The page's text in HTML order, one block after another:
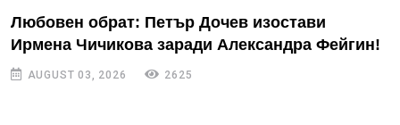
Любовен обрат: Петър Дочев изостави
Ирмена Чичикова заради Александра Фейгин!
AUGUST 03, 2026 2625